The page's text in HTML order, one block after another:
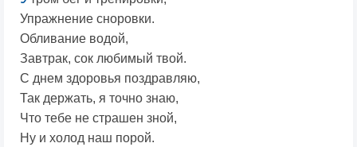
Упражнение сноровки.
Обливание водой,
Завтрак, сок любимый твой.
С днем здоровья поздравляю,
Так держать, я точно знаю,
Что тебе не страшен зной,
Ну и холод наш порой.